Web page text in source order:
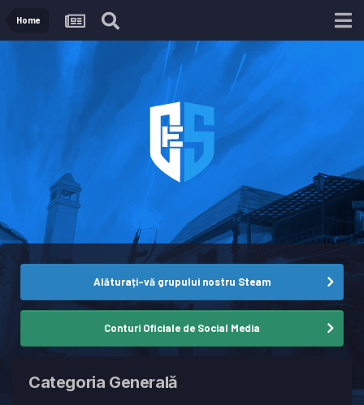
Home
Alăturați-vă grupului nostru Steam
Conturi Oficiale de Social Media
Categoria Generală